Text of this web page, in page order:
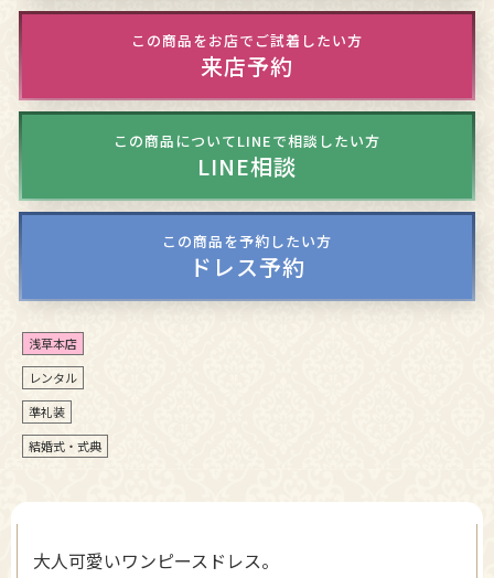
この商品をお店でご試着したい方
来店予約
この商品についてLINEで相談したい方
LINE相談
この商品を予約したい方
ドレス予約
浅草本店
レンタル
準礼装
結婚式・式典
大人可愛いワンピースドレス。